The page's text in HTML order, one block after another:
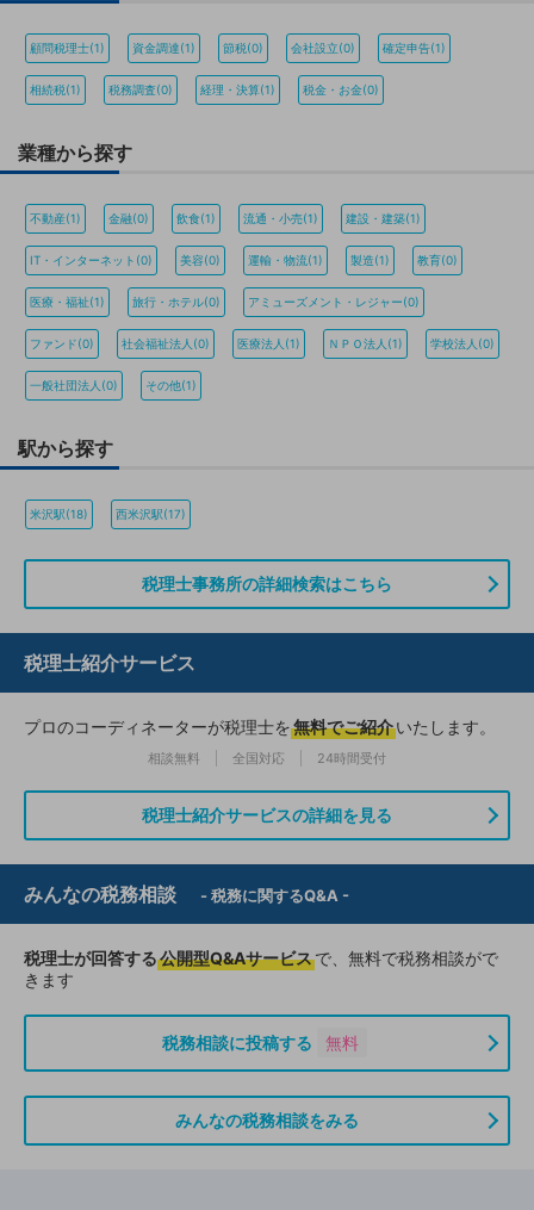
顧問税理士(1) 資金調達(1) 節税(0) 会社設立(0) 確定申告(1)
相続税(1) 税務調査(0) 経理・決算(1) 税金・お金(0)
業種から探す
不動産(1) 金融(0) 飲食(1) 流通・小売(1) 建設・建築(1)
IT・インターネット(0) 美容(0) 運輸・物流(1) 製造(1) 教育(0)
医療・福祉(1) 旅行・ホテル(0) アミューズメント・レジャー(0)
ファンド(0) 社会福祉法人(0) 医療法人(1) ＮＰＯ法人(1) 学校法人(0)
一般社団法人(0) その他(1)
駅から探す
米沢駅(18) 西米沢駅(17)
税理士事務所の詳細検索はこちら
税理士紹介サービス
プロのコーディネーターが税理士を無料でご紹介いたします。
相談無料 全国対応 24時間受付
税理士紹介サービスの詳細を見る
みんなの税務相談 - 税務に関するQ&A -
税理士が回答する公開型Q&Aサービスで、無料で税務相談がで
きます
税務相談に投稿する 無料
みんなの税務相談をみる